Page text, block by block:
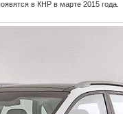
в КНР в марте 2015 года.